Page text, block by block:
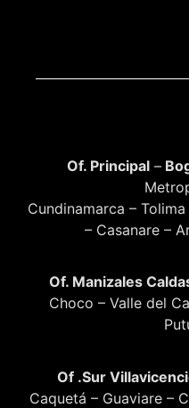
Of. Principal –
Cundinamarca –
– Casanare –
Of. Manizales
Choco – Valle del
Of .Sur
Caquetá – Guaviare –